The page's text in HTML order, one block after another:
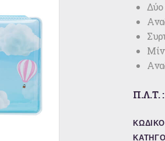
Δύο
Π.Λ.Τ. :